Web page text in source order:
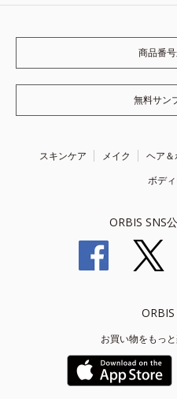
商品番
無料サン
スキンケア メイク ヘア＆
ボデ
ORBIS SNS
お買い物をもっ